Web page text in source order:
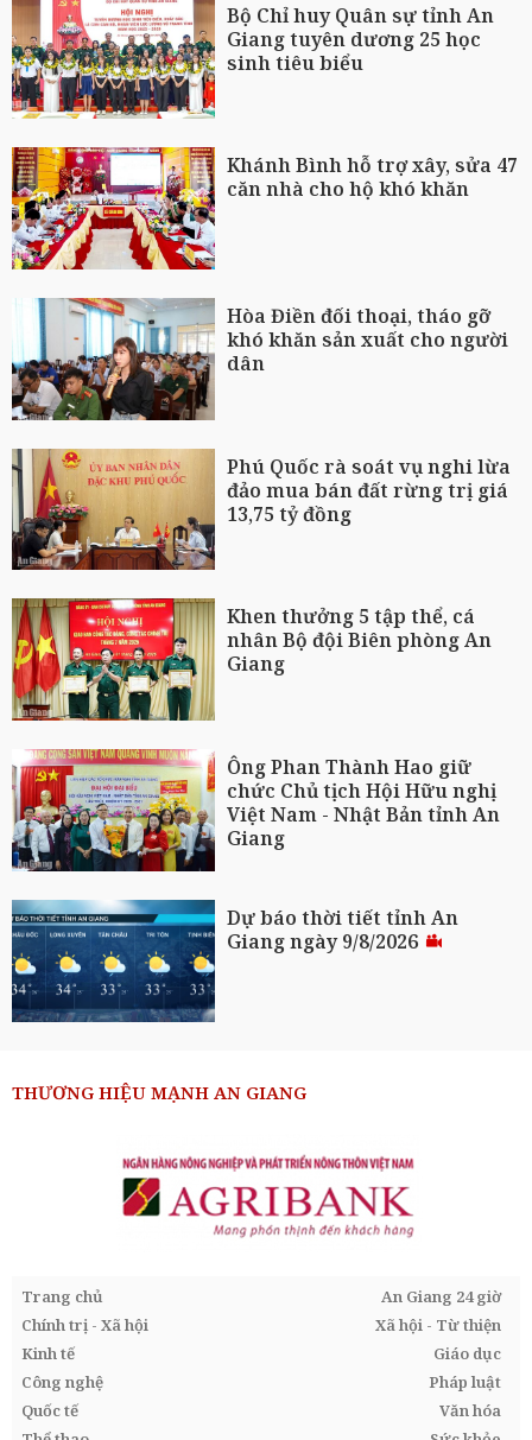
Bộ Chỉ huy Quân sự tỉnh An
Giang tuyên dương 25 học
sinh tiêu biểu
Khánh Bình hỗ trợ xây, sửa 47
căn nhà cho hộ khó khăn
Hòa Điền đối thoại, tháo gỡ
khó khăn sản xuất cho người
dân
Phú Quốc rà soát vụ nghi lừa
đảo mua bán đất rừng trị giá
13,75 tỷ đồng
Khen thưởng 5 tập thể, cá
nhân Bộ đội Biên phòng An
Giang
Ông Phan Thành Hao giữ
chức Chủ tịch Hội Hữu nghị
Việt Nam - Nhật Bản tỉnh An
Giang
Dự báo thời tiết tỉnh An
Giang ngày 9/8/2026
THƯƠNG HIỆU MẠNH AN GIANG
Trang chủ
An Giang 24 giờ
Chính trị - Xã hội
Xã hội - Từ thiện
Kinh tế
Giáo dục
Công nghệ
Pháp luật
Quốc tế
Văn hóa